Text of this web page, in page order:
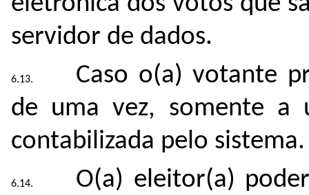
servidor de dados.
Caso o(a) votante
de uma vez, somente a
contabilizada pelo sistema.
O(a) eleitor(a)